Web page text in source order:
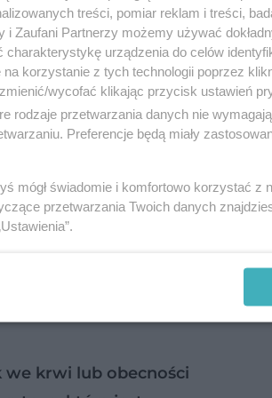
(inaczej granulocyty
(eozynofile: 2-4 proc.;bazofile:
neutrofilów (fachowo
W czasie jej zwalczania
nowych, co może skutkować
we krwi lub obecności
treści, pomiar reklam i treści,
i Zaufani Partnerzy możemy używać
urządzenia do celów
korzystanie z tych technologii poprzez
wycofać klikając przycisk ustawień
rodzaje przetwarzania danych nie
Preferencje będą miały
mógł świadomie i komfortowo korzystać z
przetwarzania Twoich danych